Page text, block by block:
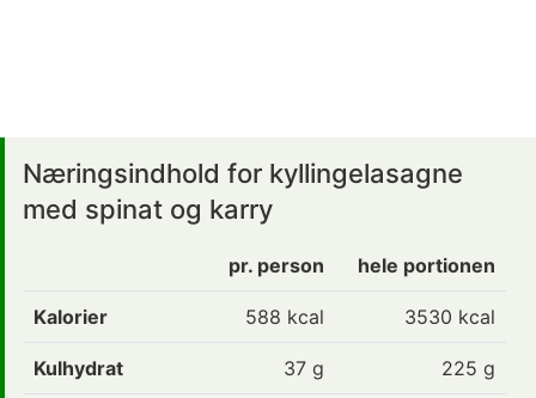
Næringsindhold for kyllingelasagne
med spinat og karry
pr. person hele portionen
Kalorier 588 kcal 3530 kcal
Kulhydrat 37 g 225 g